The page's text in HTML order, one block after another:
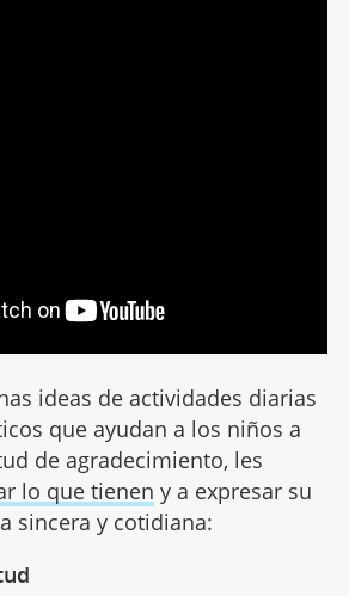
ideas de actividades diarias
que ayudan a los niños a
de agradecimiento, les
lo que tienen y a expresar su
sincera y cotidiana: